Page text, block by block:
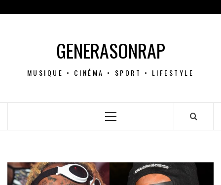
GENERASONRAP
MUSIQUE • CINÉMA • SPORT • LIFESTYLE
Menu